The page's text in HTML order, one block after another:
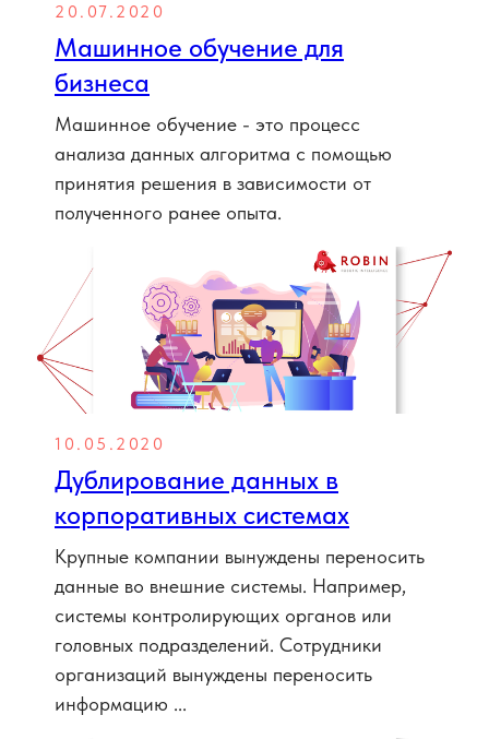
20.07.2020
Машинное обучение для
бизнеса
Машинное обучение - это процесс
анализа данных алгоритма с помощью
принятия решения в зависимости от
полученного ранее опыта.
10.05.2020
Дублирование данных в
корпоративных системах
Крупные компании вынуждены переносить
данные во внешние системы. Например,
системы контролирующих органов или
головных подразделений. Сотрудники
организаций вынуждены переносить
информацию ...